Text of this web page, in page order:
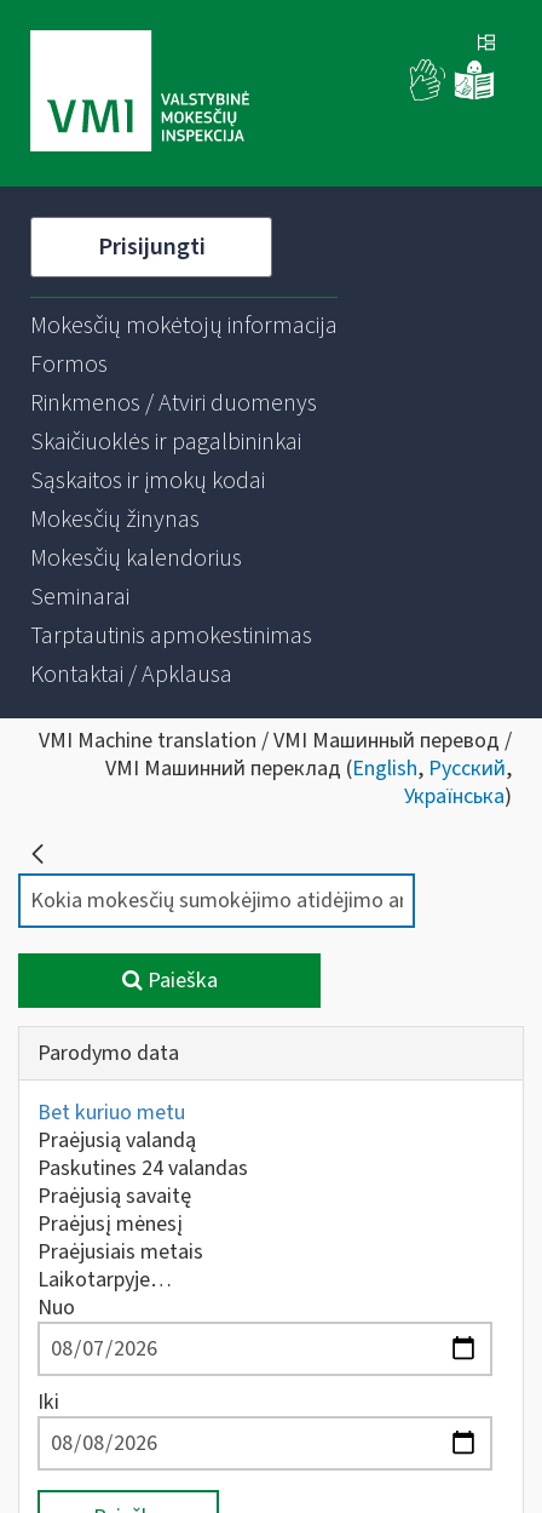
Prisijungti
Mokesčių mokėtojų informacija
Formos
Rinkmenos / Atviri duomenys
Skaičiuoklės ir pagalbininkai
Sąskaitos ir įmokų kodai
Mokesčių žinynas
Mokesčių kalendorius
Seminarai
Tarptautinis apmokestinimas
Kontaktai / Apklausa
VMI Machine translation / VMI Машинный перевод /
VMI Машинний переклад (English, Русский,
Українська)
Paieška
Parodymo data
Bet kuriuo metu
Praėjusią valandą
Paskutines 24 valandas
Praėjusią savaitę
Praėjusį mėnesį
Praėjusiais metais
Laikotarpyje…
Nuo
Iki